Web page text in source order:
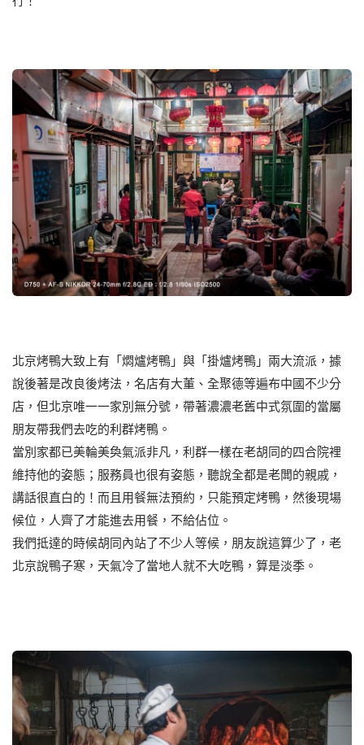
北京烤鴨大致上有「燜爐烤鴨」與「掛爐烤鴨」兩大流派，據
說後著是改良後烤法，名店有大董、全聚德等遍布中國不少分
店，但北京唯一一家別無分號，帶著濃濃老舊中式氛圍的當屬
朋友帶我們去吃的利群烤鴨。
當別家都已美輪美奐氣派非凡，利群一樣在老胡同的四合院裡
維持他的姿態；服務員也很有姿態，聽說全都是老闆的親戚，
講話很直白的！而且用餐無法預約，只能預定烤鴨，然後現場
候位，人齊了才能進去用餐，不給佔位。
我們抵達的時候胡同內站了不少人等候，朋友說這算少了，老
北京說鴨子寒，天氣冷了當地人就不大吃鴨，算是淡季。